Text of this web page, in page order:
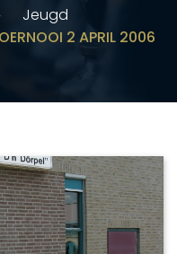
Jeugd
2 APRIL 2006